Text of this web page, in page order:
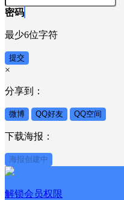
密码
最少6位字符
提交
×
分享到：
微博 QQ好友 QQ空间
下载海报：
海报创建中
解锁会员权限